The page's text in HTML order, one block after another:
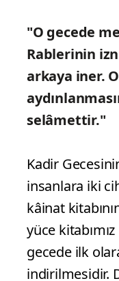
"O gecede
Rablerinin
arkaya iner.
selâmettir."
Kadir
insanlara iki
kâinat
yüce
gecede ilk
indirilmesidir.